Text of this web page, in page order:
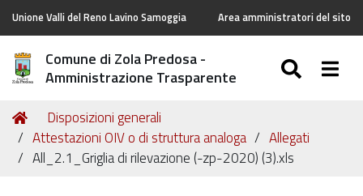
Unione Valli del Reno Lavino Samoggia Area amministratori del sito
Comune di Zola Predosa -
Amministrazione Trasparente
Tu
sei
qui:
Home
Disposizioni generali
Attestazioni OIV o di struttura analoga
Allegati
All_2.1_Griglia di rilevazione (-zp-2020) (3).xls